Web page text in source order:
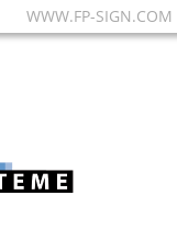
WWW.FP-SIGN.COM